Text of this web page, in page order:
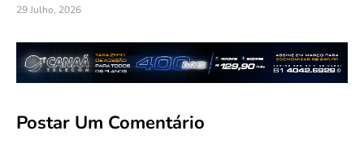
29 Julho, 2026
Postar Um Comentário